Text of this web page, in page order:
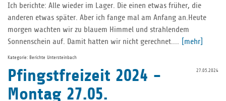
Ich berichte: Alle wieder im Lager. Die einen etwas früher, die
anderen etwas später. Aber ich fange mal am Anfang an.Heute
morgen wachten wir zu blauem Himmel und strahlendem
Sonnenschein auf. Damit hatten wir nicht gerechnet....
[mehr]
Kategorie: Berichte Untersteinbach
27.05.2024
Pfingstfreizeit 2024 -
Montag 27.05.